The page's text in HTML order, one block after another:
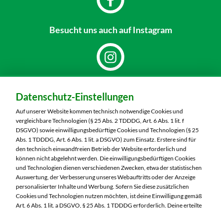
Besucht unsauch auf Instagram
MARKTKAUF Görlitz
Nieskyer Straße 100
02828 Görlitz
Telefon:03581 3670
Markt ändern
Öffnungszeiten diese Woche:
Mo:
07:00 – 20:00 Uhr
Datenschutz-Einstellungen
Auf unserer Website kommen technisch notwendige Cookies und
vergleichbare Technologien (§ 25 Abs. 2 TDDDG, Art. 6 Abs. 1 lit. f
DSGVO) sowie einwilligungsbedürftige Cookies und Technologien (§ 25
Abs. 1 TDDDG, Art. 6 Abs. 1 lit. a DSGVO) zum Einsatz. Erstere sind für
den technisch einwandfreien Betrieb der Website erforderlich und
können nicht abgelehnt werden. Die einwilligungsbedürftigen Cookies
und Technologien dienen verschiedenen Zwecken, etwa der statistischen
Auswertung, der Verbesserung unseres Webauftritts oder der Anzeige
personalisierter Inhalte und Werbung. Sofern Sie diese zusätzlichen
Cookies und Technologien nutzen möchten, ist deine Einwilligung gemäß
Art. 6 Abs. 1 lit. a DSGVO, § 25 Abs. 1 TDDDG erforderlich. Deine erteilte